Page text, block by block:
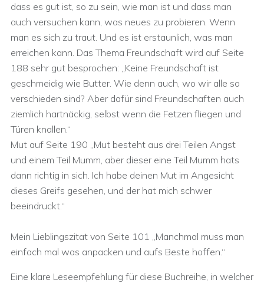
dass es gut ist, so zu sein, wie man ist und dass man
auch versuchen kann, was neues zu probieren. Wenn
man es sich zu traut. Und es ist erstaunlich, was man
erreichen kann. Das Thema Freundschaft wird auf Seite
188 sehr gut besprochen: „Keine Freundschaft ist
geschmeidig wie Butter. Wie denn auch, wo wir alle so
verschieden sind? Aber dafür sind Freundschaften auch
ziemlich hartnäckig, selbst wenn die Fetzen fliegen und
Türen knallen.“
Mut auf Seite 190 „Mut besteht aus drei Teilen Angst
und einem Teil Mumm, aber dieser eine Teil Mumm hats
dann richtig in sich. Ich habe deinen Mut im Angesicht
dieses Greifs gesehen, und der hat mich schwer
beeindruckt.“
Mein Lieblingszitat von Seite 101 „Manchmal muss man
einfach mal was anpacken und aufs Beste hoffen.“
Eine klare Leseempfehlung für diese Buchreihe, in welcher